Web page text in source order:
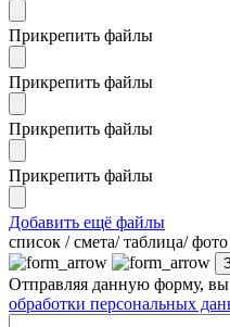
Прикрепить файлы
Прикрепить файлы
Прикрепить файлы
Прикрепить файлы
Добавить ещё файлы
cписок / смета/ таблица/ фото
Отправляя данную форму, вы
обработки персональных